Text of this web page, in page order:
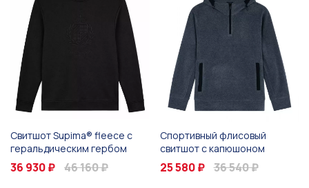
Свитшот Supima® fleece с
геральдическим гербом
36 930 ₽ 46 160 ₽
Спортивный флисовый
свитшот с капюшоном
25 580 ₽ 36 540 ₽